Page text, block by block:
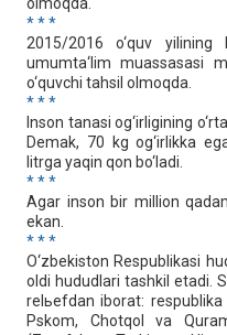
* * *
2015/2016 o‘quv yilining
umumta‘lim muassasasi
o‘quvchi tahsil olmoqda.
* * *
Inson tanasi og‘irligining
Demak, 70 kg og‘irlikka
litrga yaqin qon bo‘ladi.
* * *
Agar inson bir million
ekan.
* * *
O‘zbekiston Respublikasi
oldi hududlari tashkil etadi.
relьefdan iborat: respublika
Pskom, Chotqol va